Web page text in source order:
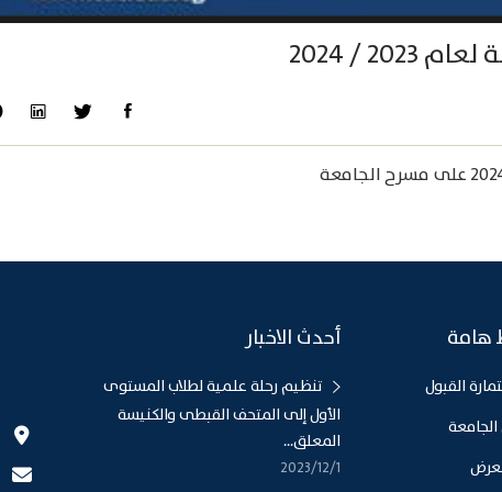
حفل ختام مسابقة أعياد الطفولة لعام 2023 / 2024
هامة
القبول
أحدث الاخبار
تنظيم رحلة علمية لطلاب المستوى
الأول إلى المتحف القبطى والكنيسة
المعلق...
1‏‏/12‏‏/2023